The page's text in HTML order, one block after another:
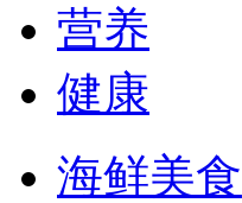
营养
健康
海鲜美食